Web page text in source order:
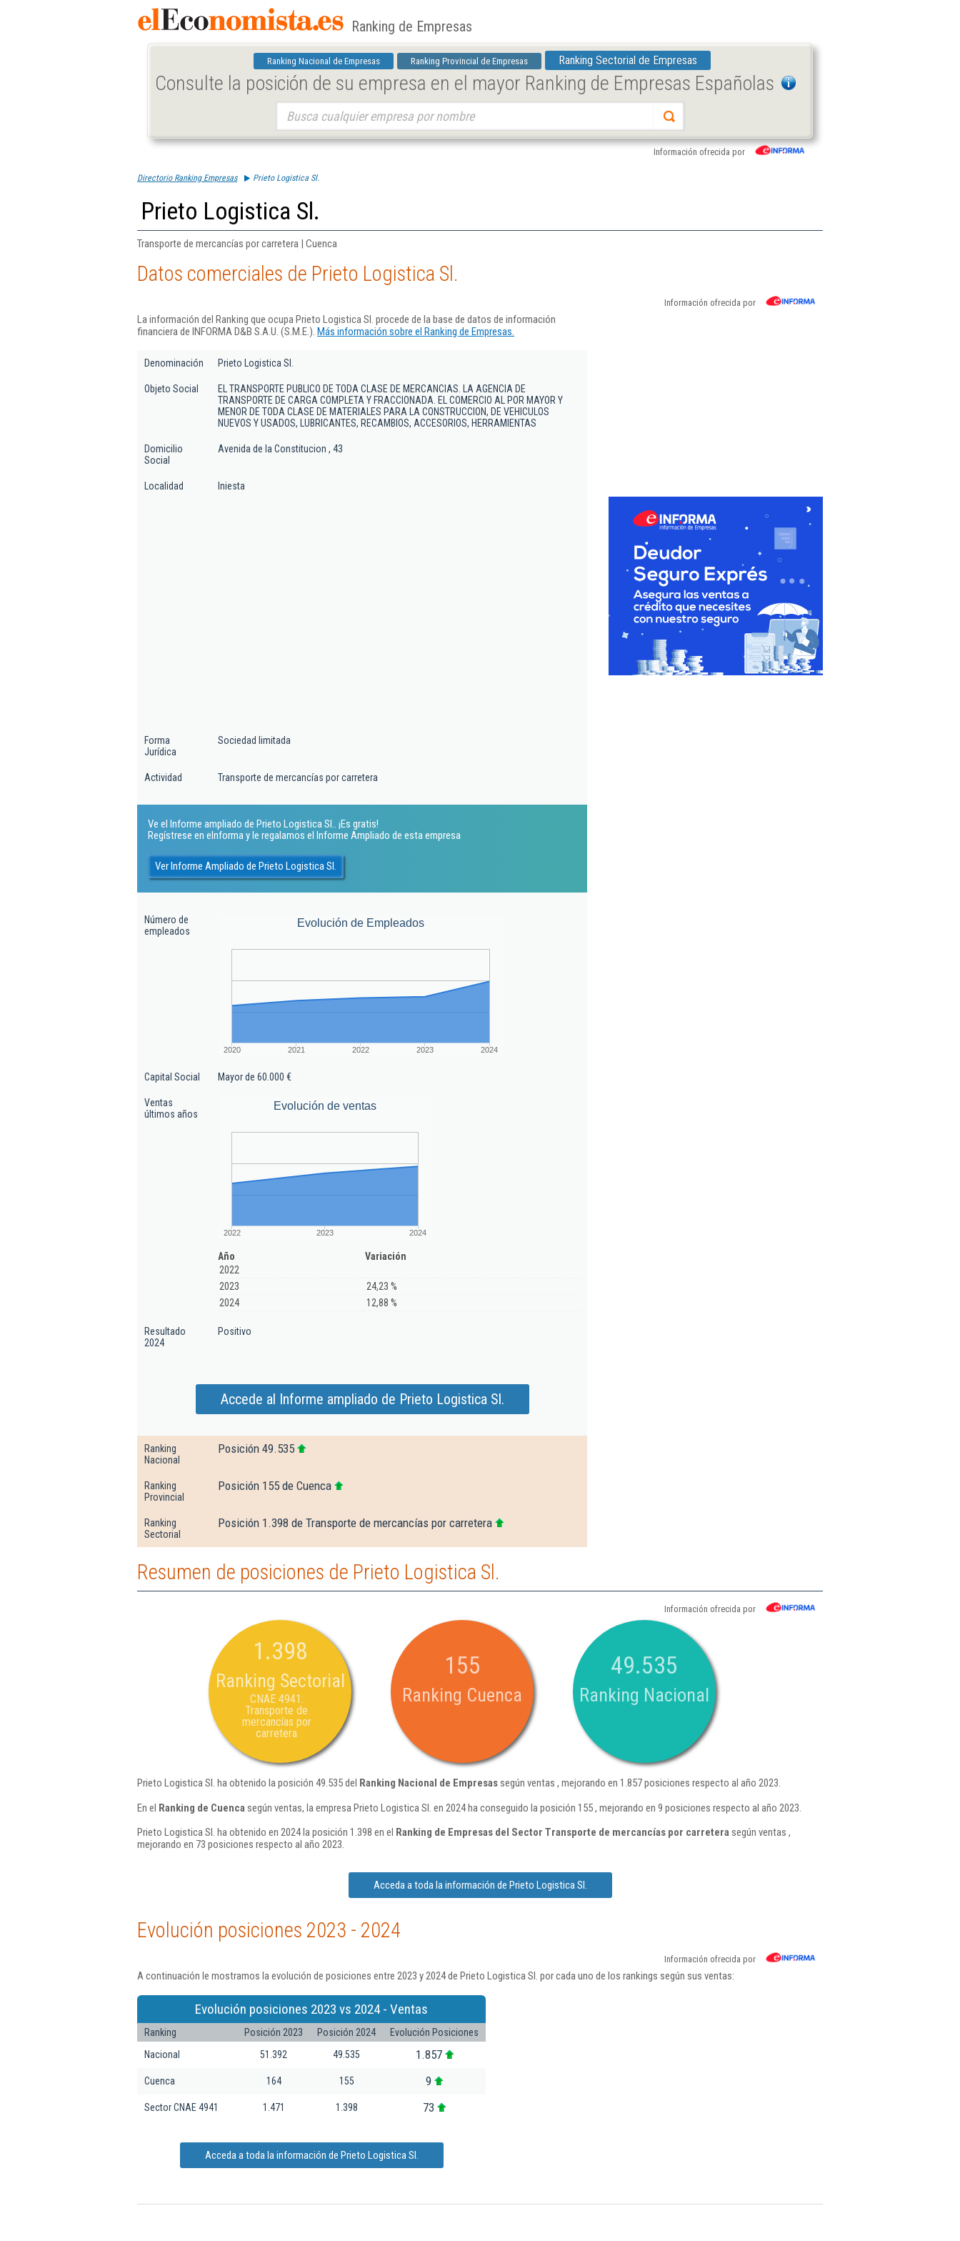
Ranking de Empresas
Ranking Nacional de Empresas Ranking Provincial de Empresas Ranking Sectorial de Empresas
Consulte la posición de su empresa en el mayor Ranking de Empresas Españolas
Información ofrecida por
Directorio Ranking Empresas Prieto Logistica Sl.
Prieto Logistica Sl.
Transporte de mercancías por carretera | Cuenca
Datos comerciales de Prieto Logistica Sl.
Información ofrecida por
La información del Ranking que ocupa Prieto Logistica Sl. procede de la base de datos de información
financiera de INFORMA D&B S.A.U. (S.M.E.). Más información sobre el Ranking de Empresas.
Denominación Prieto Logistica Sl.
Objeto Social
EL TRANSPORTE PUBLICO DE TODA CLASE DE MERCANCIAS. LA AGENCIA DE
TRANSPORTE DE CARGA COMPLETA Y FRACCIONADA. EL COMERCIO AL POR MAYOR Y
MENOR DE TODA CLASE DE MATERIALES PARA LA CONSTRUCCION, DE VEHICULOS
NUEVOS Y USADOS, LUBRICANTES, RECAMBIOS, ACCESORIOS, HERRAMIENTAS
Domicilio
Social
Avenida de la Constitucion , 43
Localidad Iniesta
Forma
Jurídica
Sociedad limitada
Actividad Transporte de mercancías por carretera
Ve el Informe ampliado de Prieto Logistica Sl.. ¡Es gratis!
Regístrese en eInforma y le regalamos el Informe Ampliado de esta empresa
Ver Informe Ampliado de Prieto Logistica Sl.
Número de
empleados
Evolución de Empleados
2020 2021 2022 2023 2024
Capital Social Mayor de 60.000 €
Ventas
últimos años
Evolución de ventas
2022 2023 2024
Año
Variación
2022
2023
24,23 %
2024
12,88 %
Resultado
2024
Positivo
Accede al Informe ampliado de Prieto Logistica Sl.
Ranking
Nacional
Posición 49.535
Ranking
Provincial
Posición 155 de Cuenca
Ranking
Sectorial
Posición 1.398 de Transporte de mercancías por carretera
Resumen de posiciones de Prieto Logistica Sl.
Información ofrecida por
1.398
Ranking Sectorial
CNAE 4941:
Transporte de
mercancías por
carretera
155
Ranking Cuenca
49.535
Ranking Nacional
Prieto Logistica Sl. ha obtenido la posición 49.535 del Ranking Nacional de Empresassegún ventas , mejorando en 1.857 posiciones respecto al año 2023.
En el Ranking de Cuenca según ventas, la empresa Prieto Logistica Sl. en 2024 ha conseguido la posición 155 , mejorando en 9 posiciones respecto al año 2023.
Prieto Logistica Sl. ha obtenido en 2024 la posición 1.398 en el Ranking de Empresas del Sector Transporte de mercancías por carreterasegún ventas ,
mejorando en 73 posiciones respecto al año 2023.
Acceda a toda la información de Prieto Logistica Sl.
Evolución posiciones 2023 - 2024
Información ofrecida por
A continuación le mostramos la evolución de posiciones entre 2023 y 2024 de Prieto Logistica Sl. por cada uno de los rankings según sus ventas:
Evolución posiciones 2023 vs 2024 - Ventas
Ranking Posición 2023 Posición 2024
Evolución Posiciones
Nacional
51.392 49.535 1.857
Cuenca 164 155 9
Sector CNAE 4941 1.471 1.398 73
Acceda a toda la información de Prieto Logistica Sl.